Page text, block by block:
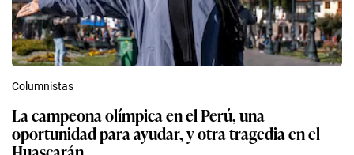
Columnistas
La campeona olímpica en el Perú, una
oportunidad para ayudar, y otra tragedia en el